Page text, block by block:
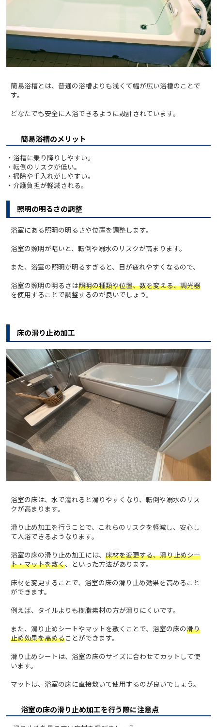
簡易浴槽とは、普通の浴槽よりも浅くて幅が広い浴槽のことで
す。
どなたでも安全に入浴できるように設計されています。
簡易浴槽のメリット
・浴槽に乗り降りしやすい。
・転倒のリスクが低い。
・掃除や手入れがしやすい。
・介護負担が軽減される。
照明の明るさの調整
浴室にある照明の明るさや位置を調整します。
浴室の照明が暗いと、転倒や溺水のリスクが高まります。
また、浴室の照明が明るすぎると、目が疲れやすくなるので、
浴室の照明の明るさは照明の種類や位置、数を変える、調光器
を使用することで調整するのが良いでしょう。
床の滑り止め加工
浴室の床は、水で濡れると滑りやすくなり、転倒や溺水のリス
クが高まります。
滑り止め加工を行うことで、これらのリスクを軽減し、安心し
て入浴できるようなります。
浴室の床の滑り止め加工には、 床材を変更する、滑り止めシー
ト・マットを敷く、といった方法があります。
床材を変更することで、浴室の床の滑り止め効果を高めること
ができます。
例えば、タイルよりも樹脂素材の方が滑りにくいです。
また、滑り止めシートやマットを敷くことで、浴室の床の滑り
止め効果を高めることができます。
滑り止めシートは、浴室の床のサイズに合わせてカットして使
います。
マットは、浴室の床に直接敷いて使用するのが良いでしょう。
浴室の床の滑り止め加工を行う際に注意点